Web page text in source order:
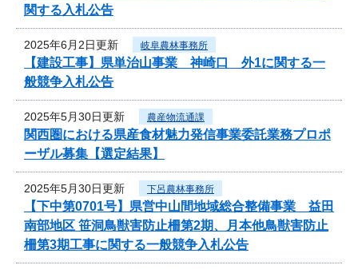
関する入札公告
2025年6月2日更新 岐阜農林事務所
【建設工事】県単治山事業 神崎口 外1に関する一
般競争入札公告
2025年5月30日更新 農産物流通課
関西圏における県産食材魅力発信事業委託業務プロポ
ーザル募集【選定結果】
2025年5月30日更新 下呂農林事務所
【下中第0701号】県営中山間地域総合整備事業 益田
南部地区 笹洞鳥獣害防止柵第2期、月本他鳥獣害防止
柵第3期工事に関する一般競争入札公告